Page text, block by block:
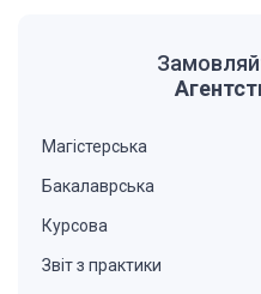
Магістерська
Бакалаврська
Курсова
Звіт з практики